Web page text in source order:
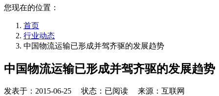
您现在的位置：
首页
行业动态
中国物流运输已形成并驾齐驱的发展趋势
中国物流运输已形成并驾齐驱的发展趋势
发表于： 2015-06-25 状态：已阅读 来源：互联网